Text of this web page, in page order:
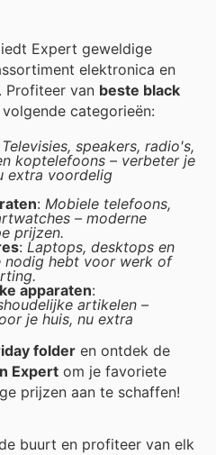
Expert geweldige
elektronica en
Profiteer van beste black
categorieën:
Televisies, speakers, radio's,
koptelefoons – verbeter je
extra voordelig
: Mobiele telefoons,
– moderne
prijzen.
: Laptops, desktops en
nodig hebt voor werk of
apparaten:
artikelen –
je huis, nu extra
folder en ontdek de
Expert om je favoriete
prijzen aan te schaffen!
buurt en profiteer van elk